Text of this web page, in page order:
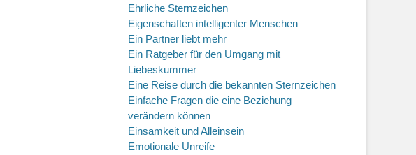
Ehrliche Sternzeichen
Eigenschaften intelligenter Menschen
Ein Partner liebt mehr
Ein Ratgeber für den Umgang mit
Liebeskummer
Eine Reise durch die bekannten Sternzeichen
Einfache Fragen die eine Beziehung
verändern können
Einsamkeit und Alleinsein
Emotionale Unreife